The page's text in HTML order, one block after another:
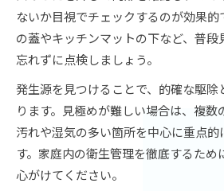
市販グッズで始めるチョウ
大量発生を防ぐ効果的な駆除法
チョウバエの大量発生を防
大量発生前に使いたいチョ
即効性を重視したチョウバ
家庭内でできるチョウバエ
効果的なチョウバエ殺虫剤
チョウバエの弱点を突くDIY予防
ないか目視でチェックするのが効果的
の蓋やキッチンマットの下など、普段
忘れずに点検しましょう。
発生源を見つけることで、的確な駆
ります。見極めが難しい場合は、複数
汚れや湿気の多い箇所を中心に重点
す。家庭内の衛生管理を徹底するため
心がけてください。